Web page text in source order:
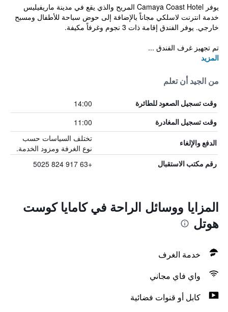
يوفر Camaya Coast Hotel المريح والذي يقع في مدينة ماريفيليس
خدمة انترنت لاسلكي مجاناً بالإضافة إلى حوض سباحة للأطفال ومسبح
خارجي. يوفر الفندق إقامة ذات 3 نجوم وغرفاً مكيفة.
تم تجهيز غرف الفندق ...
المزيد
من الجيد أن تعلم
وقت تسجيل الصعود للطائرة 14:00
وقت تسجيل المغادرة 11:00
الدفع والإلغاء
تختلف السياسات حسب
نوع الغرفة ومزود الخدمة.
رقم مكتب الاستقبال +63 917 824 5025
المزايا ووسائل الراحة في كامايا كوست
هوتل
خدمة الغرف
واي فاي مجاني
كابل أو قنوات فضائية